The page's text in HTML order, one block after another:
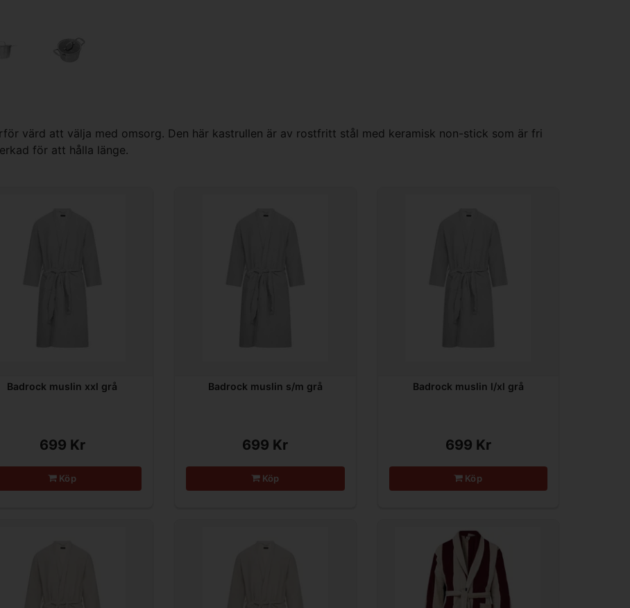
värd att välja med omsorg. Den här kastrullen är av rostfritt stål med keramisk non-stick som är fri
för att hålla länge.
Badrock muslin xxl grå
699 Kr
Köp
Badrock muslin s/m grå
699 Kr
Köp
Badrock muslin l/xl grå
699 Kr
Köp